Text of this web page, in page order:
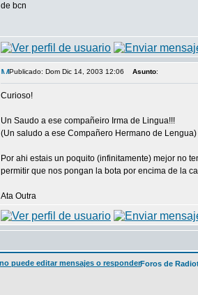
de bcn
Publicado: Dom Dic 14, 2003 12:06 Asunto:
Curioso!
Un Saudo a ese compañeiro Irma de Lingua!!!
(Un saludo a ese Compañero Hermano de Lengua)
Por ahi estais un poquito (infinitamente) mejor no
permitir que nos pongan la bota por encima de la
Ata Outra
Foros de